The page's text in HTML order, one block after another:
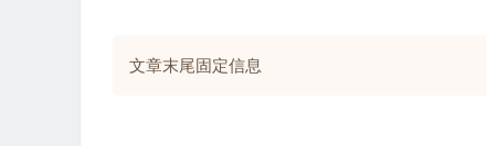
文章末尾固定信息